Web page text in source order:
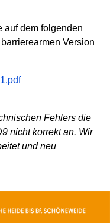
auf dem folgenden
Version
Fehlers die
nicht korrekt an. Wir
und neu